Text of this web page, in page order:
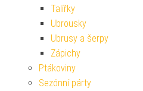
Talířky
Ubrousky
Ubrusy a šerpy
Zápichy
Ptákoviny
Sezónní párty